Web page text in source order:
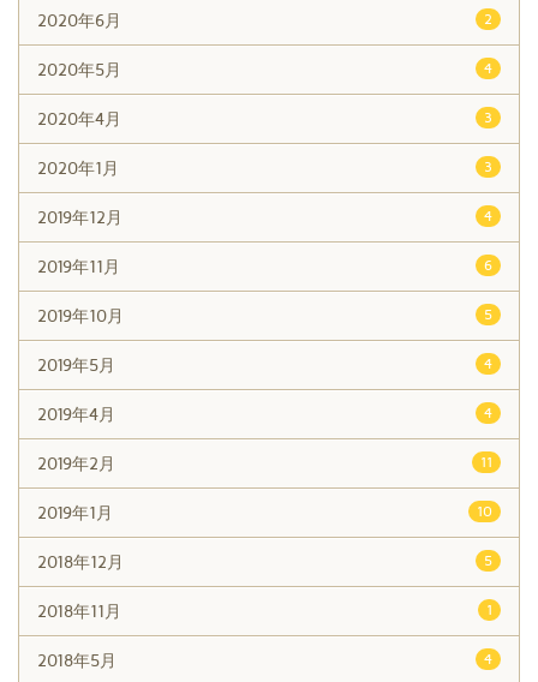
2
2020年6月
4
2020年5月
3
2020年4月
3
2020年1月
4
2019年12月
6
2019年11月
5
2019年10月
4
2019年5月
4
2019年4月
11
2019年2月
10
2019年1月
5
2018年12月
1
2018年11月
4
2018年5月